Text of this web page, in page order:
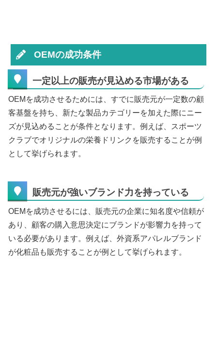
OEMの成功条件
一定以上の販売が見込める市場がある
OEMを成功させるためには、すでに販売元が一定数の顧
客基盤を持ち、新たな製品カテゴリーを加えた際にニー
ズが見込めることが条件となります。例えば、スポーツ
クラブでオリジナルの栄養ドリンクを販売することが例
として挙げられます。
販売元が強いブランド力を持っている
OEMを成功させるには、販売元の企業に知名度や信頼が
あり、顧客の購入意思決定にブランドが影響力を持って
いる必要があります。例えば、外資系アパレルブランド
が化粧品も販売することが例として挙げられます。